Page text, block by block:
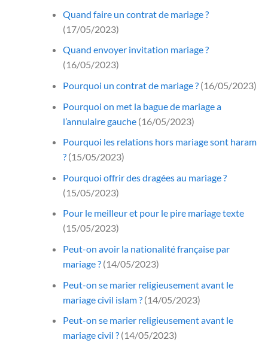
Quand faire un contrat de mariage ?
(17/05/2023)
Quand envoyer invitation mariage ?
(16/05/2023)
Pourquoi un contrat de mariage ?(16/05/2023)
Pourquoi on met la bague de mariage a
l’annulaire gauche(16/05/2023)
Pourquoi les relations hors mariage sont haram
?(15/05/2023)
Pourquoi offrir des dragées au mariage ?
(15/05/2023)
Pour le meilleur et pour le pire mariage texte
(15/05/2023)
Peut-on avoir la nationalité française par
mariage ?(14/05/2023)
Peut-on se marier religieusement avant le
mariage civil islam ?(14/05/2023)
Peut-on se marier religieusement avant le
mariage civil ?(14/05/2023)